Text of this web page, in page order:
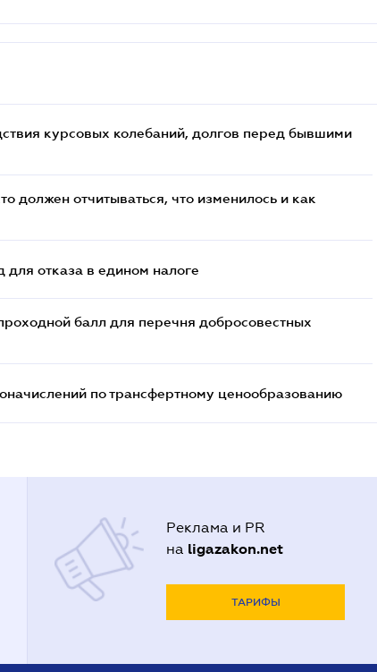
курсовых колебаний, долгов перед бывшими
должен отчитываться, что изменилось и как
отказа в едином налоге
балл для перечня добросовестных
по трансфертному ценообразованию
Реклама и PR
на ligazakon.net
ТАРИФЫ